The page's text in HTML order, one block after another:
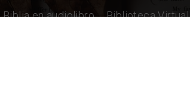
Biblia en audiolibro Biblioteca Virtual